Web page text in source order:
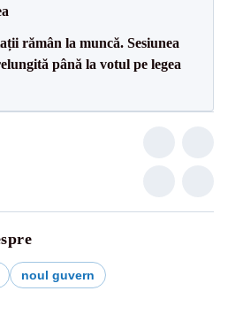
rămân la muncă. Sesiunea
până la votul pe legea
noul guvern